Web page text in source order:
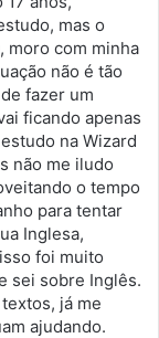
mas o
moro com minha
não é tão
fazer um
ficando apenas
na Wizard
não me iludo
o tempo
para tentar
Inglesa,
foi muito
sei sobre Inglês.
já me
ajudando.